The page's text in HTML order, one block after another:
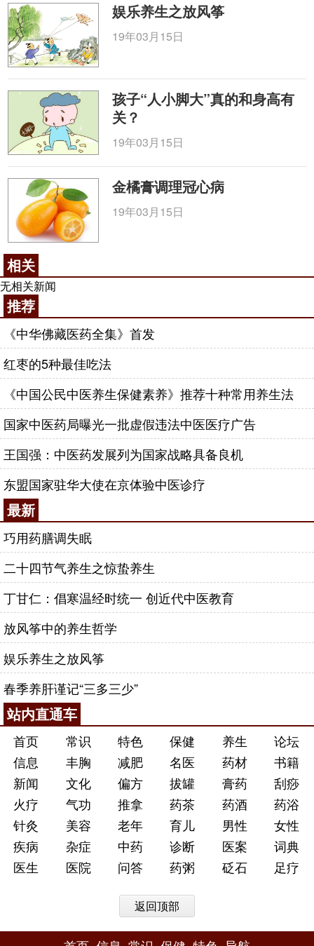
娱乐养生之放风筝
19年03月15日
孩子“人小脚大”真的和身高有
关？
19年03月15日
金橘膏调理冠心病
19年03月15日
相关
无相关新闻
推荐
《中华佛藏医药全集》首发
红枣的5种最佳吃法
《中国公民中医养生保健素养》推荐十种常用养生法
国家中医药局曝光一批虚假违法中医医疗广告
王国强：中医药发展列为国家战略具备良机
东盟国家驻华大使在京体验中医诊疗
最新
巧用药膳调失眠
二十四节气养生之惊蛰养生
丁甘仁：倡寒温经时统一 创近代中医教育
放风筝中的养生哲学
娱乐养生之放风筝
春季养肝谨记“三多三少”
站内直通车
首页 常识 特色 保健 养生
论坛
信息
丰胸 减肥 名医 药材
书籍
新闻
文化 偏方 拔罐 膏药
刮痧
火疗
气功 推拿 药茶 药酒
药浴
针灸
美容 老年 育儿 男性
女性
疾病
杂症 中药 诊断 医案
词典
医生
医院 问答 药粥 砭石 足疗
返回顶部